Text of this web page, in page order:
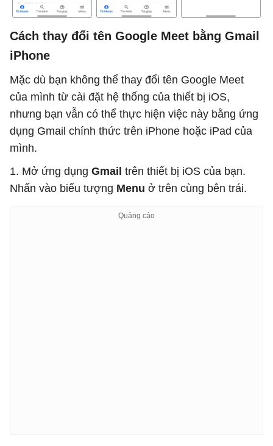
Cách thay đổi tên Google Meet bằng Gmail
iPhone
Mặc dù bạn không thể thay đổi tên Google Meet
của mình từ cài đặt hệ thống của thiết bị iOS,
nhưng bạn vẫn có thể thực hiện việc này bằng ứng
dụng Gmail chính thức trên iPhone hoặc iPad của
mình.
1. Mở ứng dụng Gmail trên thiết bị iOS của bạn.
Nhấn vào biểu tượng Menu ở trên cùng bên trái.